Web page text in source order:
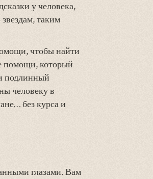
у человека,
таким
чтобы найти
помощи, который
подлинный
человеку в
без курса и
глазами. Вам